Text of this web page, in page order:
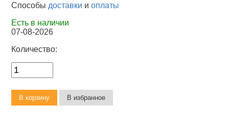
Способы доставки иоплаты
Есть в наличии
07-08-2026
Количество: